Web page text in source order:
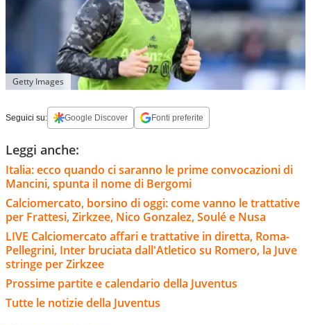
Getty Images
Seguici su: Google Discover Fonti preferite
Leggi anche:
Italia: ecco quando ci saranno le prime convocazioni di
Mancini, spunta il nome di Bergomi
Calciomercato, borsino di oggi: come vanno le trattative
per Frattesi, Zirkzee, Nico Gonzalez, Soulé e Nusa
LIVE Calciomercato affari e trattative in diretta, Roma-
Pellegrini, Inter bruciata dall'Atletico su Romero, la Juve
stringe per Zirkzee
Prossime partite e calendario della Juventus
Tutte le notizie della Juventus